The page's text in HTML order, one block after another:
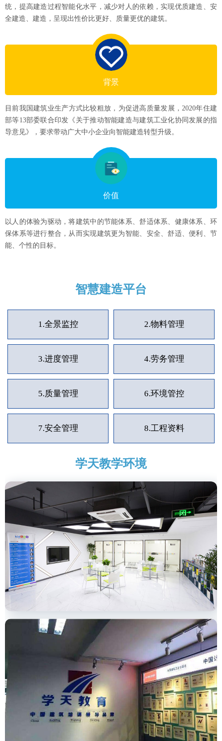
统，提高建造过程智能化水平，减少对人的依赖，实现优质建造、安
全建造、建造，呈现出性价比更好、质量更优的建筑。
背景
目前我国建筑业生产方式比较粗放，为促进高质量发展，2020年住建
部等13部委联合印发《关于推动智能建造与建筑工业化协同发展的指
导意见》，要求带动广大中小企业向智能建造转型升级。
价值
以人的体验为驱动，将建筑中的节能体系、舒适体系、健康体系、环
保体系等进行整合，从而实现建筑更为智能、安全、舒适、便利、节
能、个性的目标。
智慧建造平台
1.全景监控 2.物料管理
3.进度管理 4.劳务管理
5.质量管理 6.环境管控
7.安全管理 8.工程资料
学天教学环境